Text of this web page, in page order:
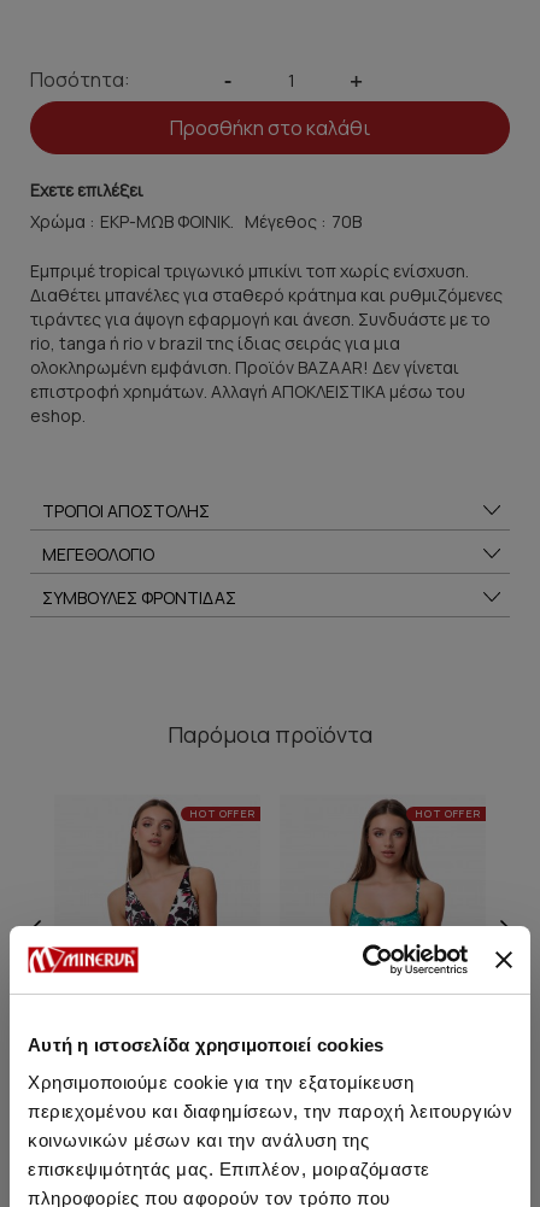
Αυτή η ιστοσελίδα χρησιμοποιεί cookies
Χρησιμοποιούμε cookie για την εξατομίκευση
περιεχομένου και διαφημίσεων, την παροχή λειτουργιών
κοινωνικών μέσων και την ανάλυση της
επισκεψιμότητάς μας. Επιπλέον, μοιραζόμαστε
πληροφορίες που αφορούν τον τρόπο που
Ποσότητα: - +
Προσθήκη στο καλάθι
Εχετε επιλέξει
Χρώμα :
Μέγεθος :
Εμπριμέ tropical τριγωνικό μπικίνι τοπ χωρίς ενίσχυση.
Διαθέτει μπανέλες για σταθερό κράτημα και ρυθμιζόμενες
τιράντες για άψογη εφαρμογή και άνεση. Συνδυάστε με το
rio, tanga ή rio v brazil της ίδιας σειράς για μια
ολοκληρωμένη εμφάνιση. Προϊόν BAZAAR! Δεν γίνεται
επιστροφή χρημάτων. Αλλαγή ΑΠΟΚΛΕΙΣΤΙΚΑ μέσω του
eshop.
ΤΡΟΠΟΙ ΑΠΟΣΤΟΛΗΣ
ΜΕΓΕΘΟΛΟΓΙΟ
ΣΥΜΒΟΥΛΕΣ ΦΡΟΝΤΙΔΑΣ
Παρόμοια προϊόντα
HOT OFFER
Sparta Rio V Brazil Bikini
Slip
5,05 €
HOT OFFER
Sparta Rio Bikini Slip με
δεσίματα
5,35 €